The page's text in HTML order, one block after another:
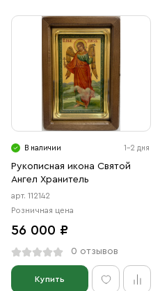
В наличии 1-2 дня
Рукописная икона Святой
Ангел Хранитель
арт. 112142
Розничная цена
56 000 ₽
0 отзывов
Купить